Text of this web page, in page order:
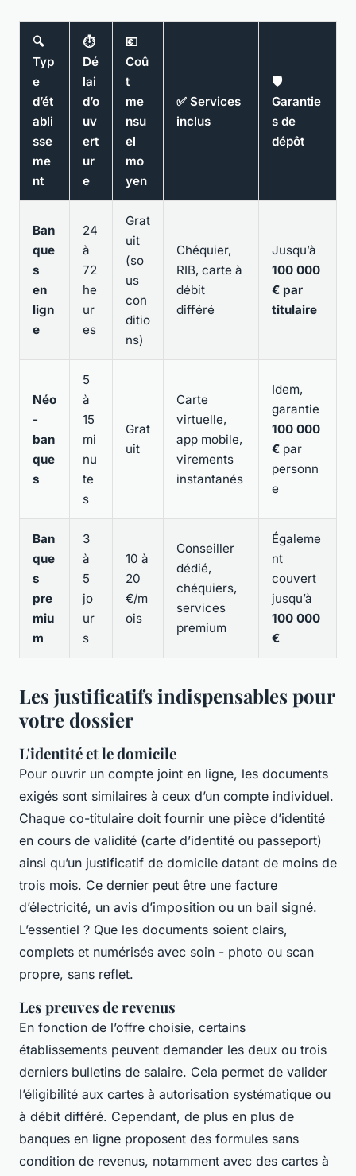
🔍
Typ
e
d’ét
abli
sse
me
nt
⏱
Dé
lai
d’o
uv
ert
ur
e
💶
Coû
t
me
nsu
el
mo
yen
✅ Services
inclus
🛡
Garantie
s de
dépôt
Ban
que
s
en
lign
e
24
à
72
he
ur
es
Grat
uit
(so
us
con
ditio
ns)
Chéquier,
RIB, carte à
débit
différé
Jusqu’à
100 000
€ par
titulaire
Néo
-
ban
que
s
5
à
15
mi
nu
te
s
Grat
uit
Carte
virtuelle,
app mobile,
virements
instantanés
Idem,
garantie
100 000
€ par
personn
e
Ban
que
s
pre
miu
m
3
à
5
jo
ur
s
10 à
20
€/m
ois
Conseiller
dédié,
chéquiers,
services
premium
Égaleme
nt
couvert
jusqu’à
100 000
€
Les justificatifs indispensables pour
votre dossier
L'identité et le domicile
Pour ouvrir un compte joint en ligne, les documents
exigés sont similaires à ceux d’un compte individuel.
Chaque co-titulaire doit fournir une pièce d’identité
en cours de validité (carte d’identité ou passeport)
ainsi qu’un justificatif de domicile datant de moins de
trois mois. Ce dernier peut être une facture
d’électricité, un avis d’imposition ou un bail signé.
L’essentiel ? Que les documents soient clairs,
complets et numérisés avec soin - photo ou scan
propre, sans reflet.
Les preuves de revenus
En fonction de l’offre choisie, certains
établissements peuvent demander les deux ou trois
derniers bulletins de salaire. Cela permet de valider
l’éligibilité aux cartes à autorisation systématique ou
à débit différé. Cependant, de plus en plus de
banques en ligne proposent des formules sans
condition de revenus, notamment avec des cartes à